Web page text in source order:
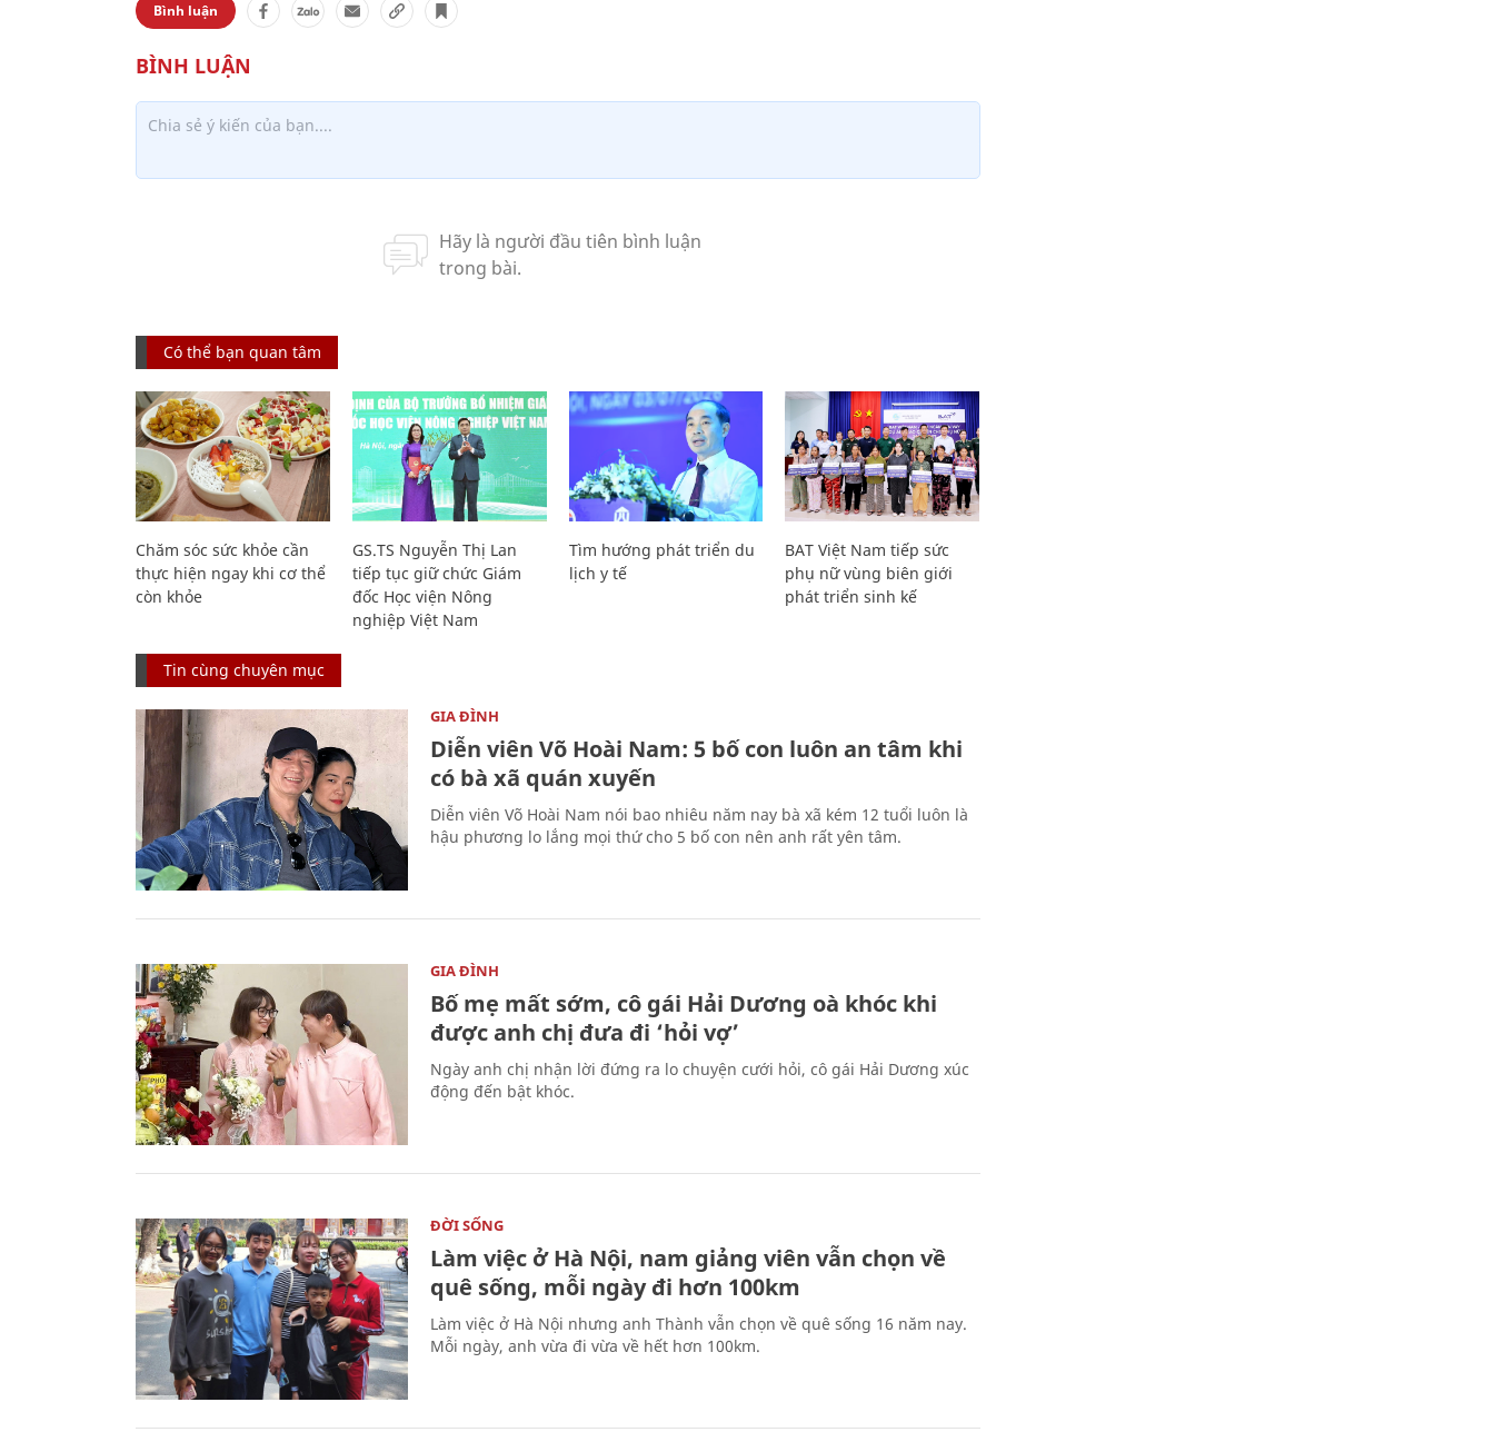
Bình luận
Có thể bạn quan tâm
Chăm sóc sức khỏe cần
thực hiện ngay khi cơ thể
còn khỏe
GS.TS Nguyễn Thị Lan
tiếp tục giữ chức Giám
đốc Học viện Nông
nghiệp Việt Nam
Tìm hướng phát triển du
lịch y tế
BAT Việt Nam tiếp sức
phụ nữ vùng biên giới
phát triển sinh kế
Tin cùng chuyên mục
GIA ĐÌNH
Diễn viên Võ Hoài Nam: 5 bố con luôn an tâm khi
có bà xã quán xuyến
Diễn viên Võ Hoài Nam nói bao nhiêu năm nay bà xã kém 12 tuổi luôn là
hậu phương lo lắng mọi thứ cho 5 bố con nên anh rất yên tâm.
GIA ĐÌNH
Bố mẹ mất sớm, cô gái Hải Dương oà khóc khi
được anh chị đưa đi ‘hỏi vợ’
Ngày anh chị nhận lời đứng ra lo chuyện cưới hỏi, cô gái Hải Dương xúc
động đến bật khóc.
ĐỜI SỐNG
Làm việc ở Hà Nội, nam giảng viên vẫn chọn về
quê sống, mỗi ngày đi hơn 100km
Làm việc ở Hà Nội nhưng anh Thành vẫn chọn về quê sống 16 năm nay.
Mỗi ngày, anh vừa đi vừa về hết hơn 100km.